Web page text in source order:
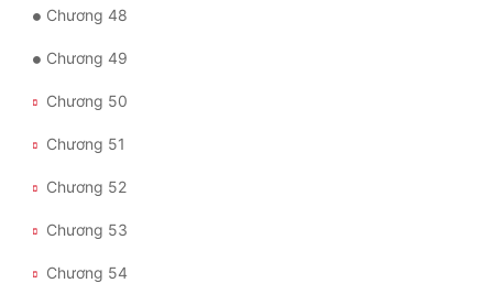
Chương 48
Chương 49
Chương 50
Chương 51
Chương 52
Chương 53
Chương 54